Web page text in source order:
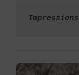
Impressions